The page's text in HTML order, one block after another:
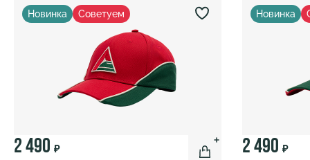
Новинка Советуем
2 490 ₽
Новинка
2 490 ₽